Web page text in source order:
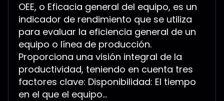
OEE, o Eficacia general del equipo, es un
indicador de rendimiento que se utiliza
para evaluar la eficiencia general de un
equipo o línea de producción.
Proporciona una visión integral de la
productividad, teniendo en cuenta tres
factores clave: Disponibilidad: El tiempo
en el que el equipo...